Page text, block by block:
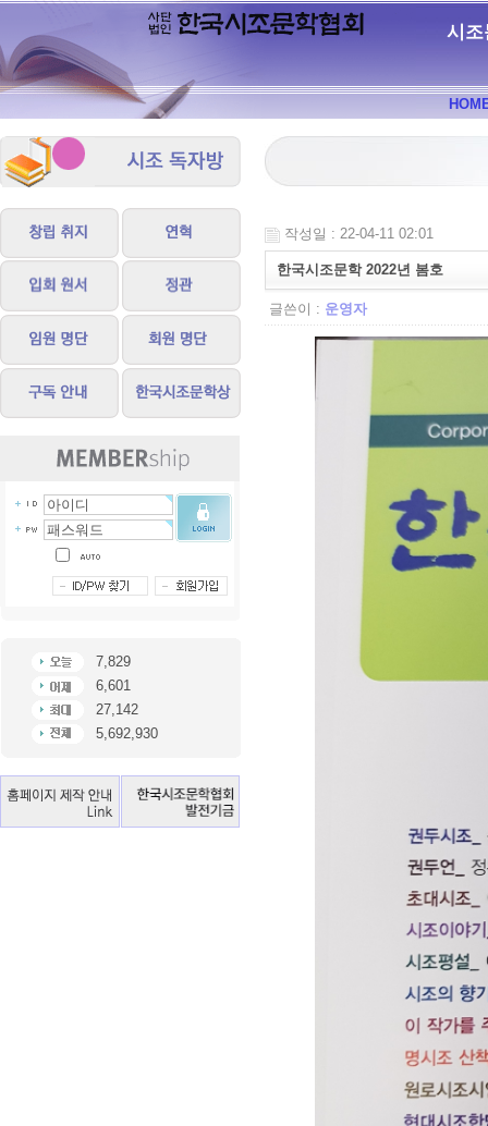
시조
7,829
6,601
27,142
5,692,930
작성일 : 22-04-11 02:01
한국시조문학 2022년 봄호
글쓴이 : 운영자